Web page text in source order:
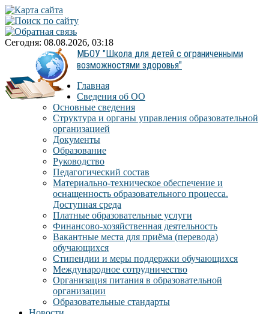
Сегодня: 08.08.2026, 03:18
МБОУ "Школа для детей с ограниченными
возможностями здоровья"
Главная
Сведения об ОО
Основные сведения
Структура и органы управления образовательной
организацией
Документы
Образование
Руководство
Педагогический состав
Материально-техническое обеспечение и
оснащенность образовательного процесса.
Доступная среда
Платные образовательные услуги
Финансово-хозяйственная деятельность
Вакантные места для приёма (перевода)
обучающихся
Стипендии и меры поддержки обучающихся
Международное сотрудничество
Организация питания в образовательной
организации
Образовательные стандарты